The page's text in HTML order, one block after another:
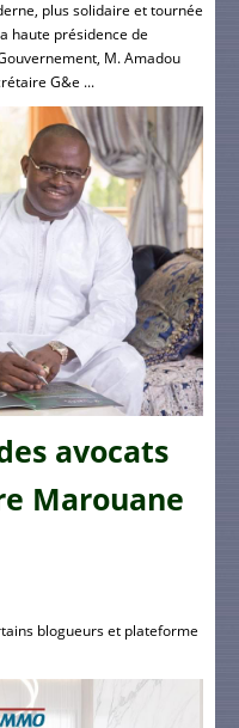
plus solidaire et tournée
haute présidence de
M. Amadou
G&e ...
avocats
Marouane
blogueurs et plateforme